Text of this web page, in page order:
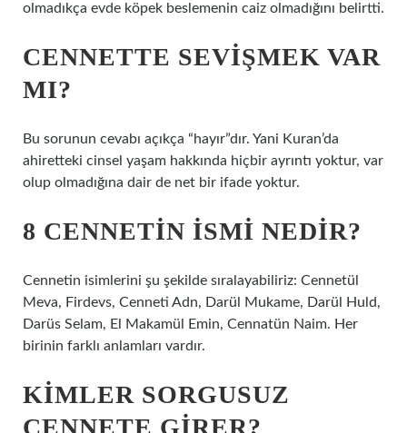
olmadıkça evde köpek beslemenin caiz olmadığını belirtti.
CENNETTE SEVIŞMEK VAR
MI?
Bu sorunun cevabı açıkça “hayır”dır. Yani Kuran’da
ahiretteki cinsel yaşam hakkında hiçbir ayrıntı yoktur, var
olup olmadığına dair de net bir ifade yoktur.
8 CENNETIN ISMI NEDIR?
Cennetin isimlerini şu şekilde sıralayabiliriz: Cennetül
Meva, Firdevs, Cenneti Adn, Darül Mukame, Darül Huld,
Darüs Selam, El Makamül Emin, Cennatün Naim. Her
birinin farklı anlamları vardır.
KIMLER SORGUSUZ
CENNETE GIRER?